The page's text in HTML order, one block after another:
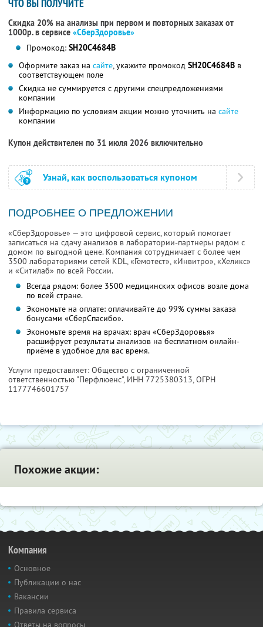
ЧТО ВЫ ПОЛУЧИТЕ
Скидка 20% на анализы при первом и повторных заказах от
1000р. в сервисе «СберЗдоровье»
Промокод: SH20C4684B
Оформите заказ на сайте, укажите промокод SH20C4684B в
соответствующем поле
Скидка не суммируется с другими спецпредложениями
компании
Информацию по условиям акции можно уточнить на сайте
компании
Купон действителен по 31 июля 2026 включительно
Узнай, как воспользоваться купоном
ПОДРОБНЕЕ О ПРЕДЛОЖЕНИИ
«СберЗдоровье» — это цифровой сервис, который помогает
записаться на сдачу анализов в лаборатории-партнеры рядом с
домом по выгодной цене. Компания сотрудничает с более чем
3500 лабораториями сетей KDL, «Гемотест», «Инвитро», «Хеликс»
и «Ситилаб» по всей России.
Всегда рядом: более 3500 медицинских офисов возле дома
по всей стране.
Экономьте на оплате: оплачивайте до 99% суммы заказа
бонусами «СберСпасибо».
Экономьте время на врачах: врач «СберЗдоровья»
расшифрует результаты анализов на бесплатном онлайн-
приёме в удобное для вас время.
Услуги предоставляет: Общество с ограниченной
ответственностью "Перфлюенс", ИНН 7725380313, ОГРН
1177746601757
Похожие акции:
Компания
Основное
Публикации о нас
Вакансии
Правила сервиса
Ответы на вопросы